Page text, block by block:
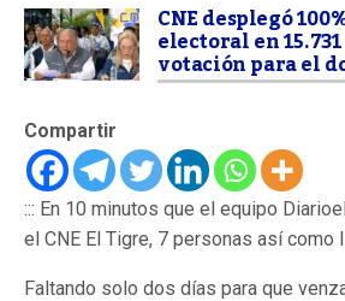
CNE desplegó
electoral en
votación para el
Compartir
::: En 10 minutos que el equipo
el CNE El Tigre, 7 personas así como
Faltando solo dos días para que